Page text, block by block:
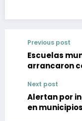
Previous post
Escuelas
arrancaron
Next post
Alertan por
en